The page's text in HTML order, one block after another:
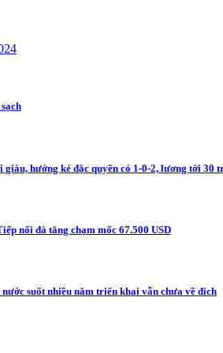
giàu, hưởng ké đặc quyền có 1-0-2, lương tới
nối đà tăng chạm mốc 67.500 USD
suốt nhiều năm triển khai vẫn chưa về đích